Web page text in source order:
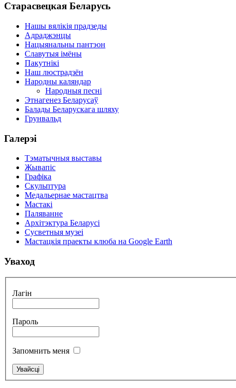
Старасвецкая Беларусь
Нашы вялікія прадзеды
Адраджэнцы
Нацыянальны пантэон
Славутыя імёны
Пакутнікі
Наш люстрадзён
Народны каляндар
Народныя песні
Этнагенез Беларусаў
Балады Беларускага шляху
Грунвальд
Галерэі
Тэматычныя выставы
Жывапіс
Графіка
Скульптура
Медальернае мастацтва
Мастакі
Паляванне
Архітэктура Беларусі
Сусветныя музеі
Мастацкія праекты клюба на Google Earth
Уваход
Лагін
Пароль
Запомнить меня